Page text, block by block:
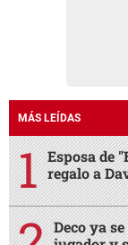
MÁS LEÍDAS
Esposa de
regalo a
Deco ya